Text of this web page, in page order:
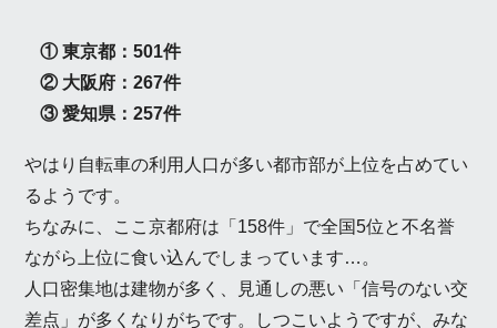
① 東京都：501件
② 大阪府：267件
③ 愛知県：257件
やはり自転車の利用人口が多い都市部が上位を占めてい
るようです。
ちなみに、ここ京都府は「158件」で全国5位と不名誉
ながら上位に食い込んでしまっています…。
人口密集地は建物が多く、見通しの悪い「信号のない交
差点」が多くなりがちです。しつこいようですが、みな